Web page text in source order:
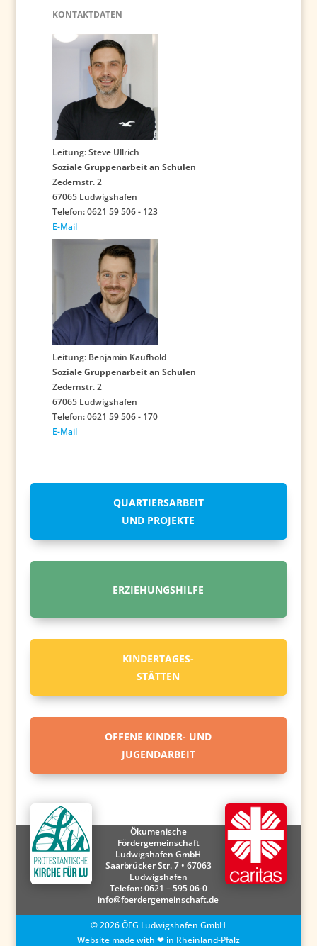
KONTAKTDATEN
Leitung: Steve Ullrich
Soziale Gruppenarbeit an Schulen
Zedernstr. 2
67065 Ludwigshafen
Telefon: 0621 59 506 - 123
E-Mail
Leitung: Benjamin Kaufhold
Soziale Gruppenarbeit an Schulen
Zedernstr. 2
67065 Ludwigshafen
Telefon: 0621 59 506 - 170
E-Mail
QUARTIERSARBEIT
UND PROJEKTE
ERZIEHUNGSHILFE
KINDERTAGES-
STÄTTEN
OFFENE KINDER- UND
JUGENDARBEIT
Ökumenische
Fördergemeinschaft
Ludwigshafen GmbH
Saarbrücker Str. 7 • 67063
Ludwigshafen
Telefon:0621 – 595 06-0
info@foerdergemeinschaft.de
©2026ÖFG Ludwigshafen GmbH
Website made with ❤ in Rheinland-Pfalz